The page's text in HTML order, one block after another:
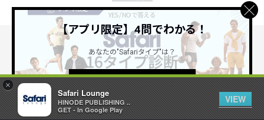
×
Safari Lounge
HINODE PUBLISHING ..
GET - In Google Play
VIEW
公式SNSアカウント
【アプリ限定】4問でわかる！
あなたの"Safariタイプ"は？
詳しくはこちら ＞